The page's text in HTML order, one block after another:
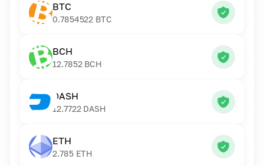
BTC
0.7854522 BTC
BCH
12.7852 BCH
DASH
12.7722 DASH
ETH
2.785 ETH